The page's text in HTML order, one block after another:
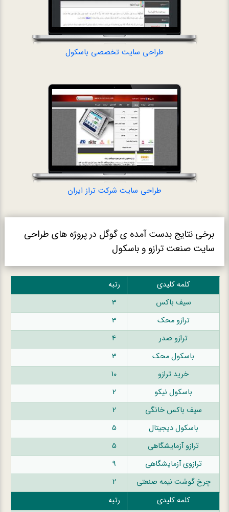
طراحی سایت تخصصی باسکول
طراحی سایت شرکت تراز ایران
برخی نتایج بدست آمده ی گوگل در پروژه های طراحی
سایت صنعت ترازو و باسکول
کلمه کلیدی
رتبه
سیف باکس
3
ترازو محک
3
ترازو صدر
4
باسکول محک
3
خرید ترازو
10
باسکول نیکو
2
سیف باکس خانگی
2
باسکول دیجیتال
5
ترازو آزمایشگاهی
5
ترازوی آزمایشگاهی
9
چرخ گوشت نیمه صنعتی
2
کلمه کلیدی
رتبه